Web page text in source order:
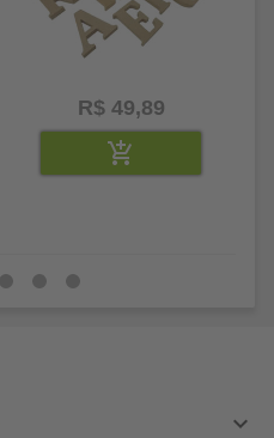
R$ 49,89